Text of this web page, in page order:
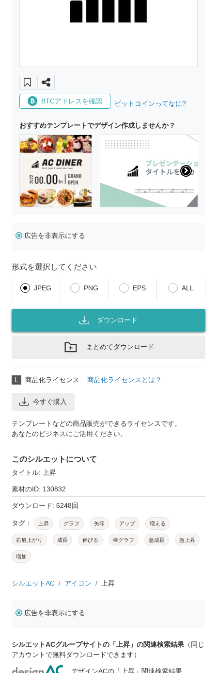
BTCアドレスを確認 ビットコインってなに?
おすすめテンプレートでデザイン作成しませんか？
広告を非表示にする
形式を選択してください
JPEG PNG EPS ALL
ダウンロード
まとめてダウンロード
L 商品化ライセンス 商品化ライセンスとは？
今すぐ購入
テンプレートなどの商品販売ができるライセンスです。
あなたのビジネスにご活用ください。
このシルエットについて
タイトル: 上昇
素材のID: 130832
ダウンロード: 6248回
タグ： 上昇 グラフ 矢印 アップ 増える
右肩上がり 成長 伸びる 棒グラフ 急成長 急上昇
増加
シルエットAC アイコン 上昇
広告を非表示にする
シルエットACグループサイトの「上昇」の関連検索結果 （同じ
アカウントで無料ダウンロードできます）
デザインACの「上昇」関連検索結果